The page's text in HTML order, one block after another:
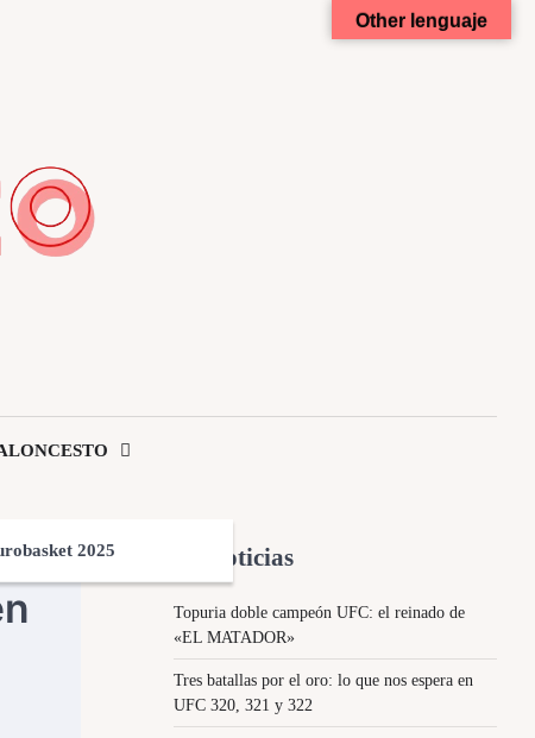
2025 Ultimas Noticias
Topuria doble campeón UFC: el reinado de
«EL MATADOR»
Tres batallas por el oro: lo que nos espera en
UFC 320, 321 y 322
Other lenguaje